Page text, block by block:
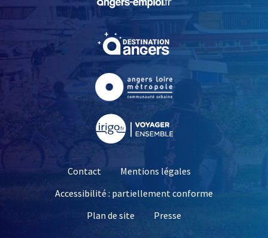
, Ouvre une nouvelle
, Ouvre une nouvelle
Contact
Mentions légales
Accessibilité : partiellement conforme
Plan de site
Presse